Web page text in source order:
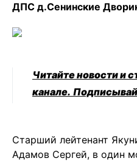
ДПС д.Сенинские
Читайте новости и
канале.
Старший лейтенант
Адамов Сергей, в один